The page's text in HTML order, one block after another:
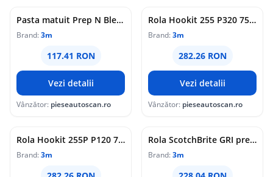
Pasta matuit Prep N Blend 0.5kg 3M
Brand:3m
117.41 RON
Vezi detalii
Vânzător: pieseautoscan.ro
Rola Hookit 255 P320 75mm x 25m 3M
Brand:3m
282.26 RON
Vezi detalii
Vânzător: pieseautoscan.ro
Rola Hookit 255P P120 75mm x 25m 3M
Brand:3m
Rola ScotchBrite GRI predecup., 35 buc rola 3M
Brand:3m